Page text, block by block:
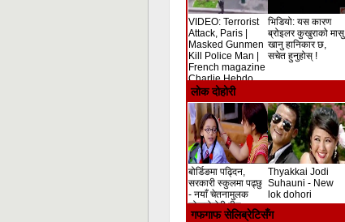
VIDEO: Terrorist
Attack, Paris |
Masked Gunmen
Kill Police Man |
French magazine
Charlie Hebdo
Shooting
भिडियो: यस कारण
ब्रोइलर कुखुराको मासु
खानु हानिकार छ,
सचेत हुनुहोस् !
लोक दोहोरी
बोर्डिङमा पढ्दिन,
सरकारी स्कुलमा पढ्छु
- नयाँ चेतनामुलक
लोकदोहोरी गीत
Thyakkai Jodi
Suhauni - New
lok dohori
गफगाफ सेलिब्रेटिसँग